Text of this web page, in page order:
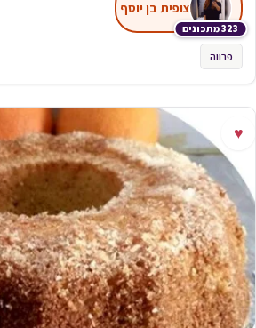
323 מתכונים
צופית בן יוסף
פרווה
♥